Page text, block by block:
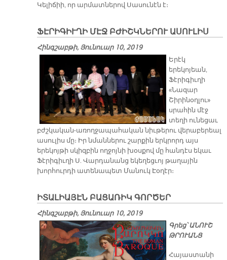
Կելիճիի, որ արմատներով Սասունէն է։
ՖԷՐԻԳԻՒՂԻ ՄԷՋ ԲԺԻՇԿՆԵՐՈՒ ԱՍՈՒԼԻՍ
Հինգշաբթի, Յունուար 10, 2019
Երէկ
երեկոյեան,
Ֆէրիգիւղի
«Նազար
Շիրինօղլու»
սրահին մէջ
տեղի ունեցաւ
բժշկական-առողջապահական նիւթերու վերաբերեալ
ասուլիս մը։ Իր նմաններու շարքին երկրորդ այս
երեկոյթի սկիզբին ողջոյնի խօսքով մը հանդէս եկաւ
Ֆէրիգիւղի Ս. Վարդանանց եկեղեցւոյ թաղային
խորհուրդի ատենապետ Մանուկ Էօղէր։
ԻՏԱԼԻԱՅԷՆ ԲԱՑԱՌԻԿ ԳՈՐԾԵՐ
Հինգշաբթի, Յունուար 10, 2019
Գրեց՝ ԱՆՈՒՇ
ԹՐՈՒԱՆՑ
Հայաստանի